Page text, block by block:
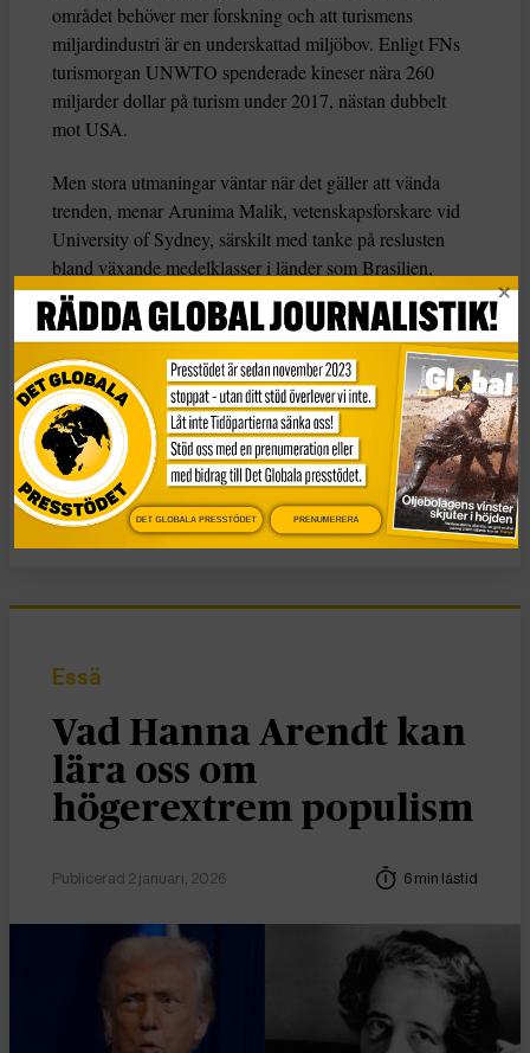
området behöver mer forskning och att turismens
miljardindustri är en underskattad miljöbov. Enligt FNs
turismorgan UNWTO spenderade kineser nära 260
miljarder dollar på turism under 2017, nästan dubbelt
mot USA.
Men stora utmaningar väntar när det gäller att vända
trenden, menar Arunima Malik, vetenskapsforskare vid
University of Sydney, särskilt med tanke på reslusten
bland växande medelklasser i länder som Brasilien,
Indien och Kina.
– Tillväxten i turismrelaterade utgifter är en starkare
utsläppsaccelerator än inom tillverkning, bygg- eller
servicesektorn, säger Malik tillNew Scientist
KATEGORI
Nyheter
Essä
Vad Hanna Arendt kan
lära oss om
högerextrem populism
Publicerad 2 januari, 2026 6 min lästid
DET GLOBALA PRESSTÖDET PRENUMERERA